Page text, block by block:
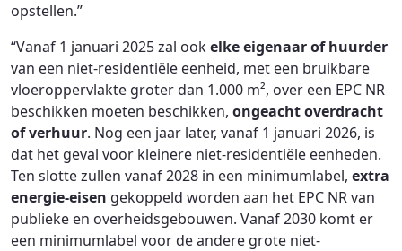
opstellen.”
“Vanaf 1 januari 2025 zal ookelke eigenaar of huurder
van een niet-residentiële eenheid, met een bruikbare
vloeroppervlakte groter dan 1.000 m², over een EPC NR
beschikken moeten beschikken, ongeacht overdracht
of verhuur. Nog een jaar later, vanaf 1 januari 2026, is
dat het geval voor kleinere niet-residentiële eenheden.
Ten slotte zullen vanaf 2028 in een minimumlabel, extra
energie-eisen gekoppeld worden aan het EPC NR van
publieke en overheidsgebouwen. Vanaf 2030 komt er
een minimumlabel voor de andere grote niet-